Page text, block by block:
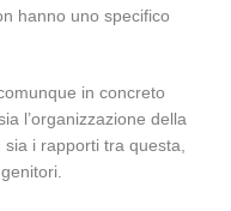
hanno uno specifico
in concreto
l’organizzazione della
i rapporti tra questa,